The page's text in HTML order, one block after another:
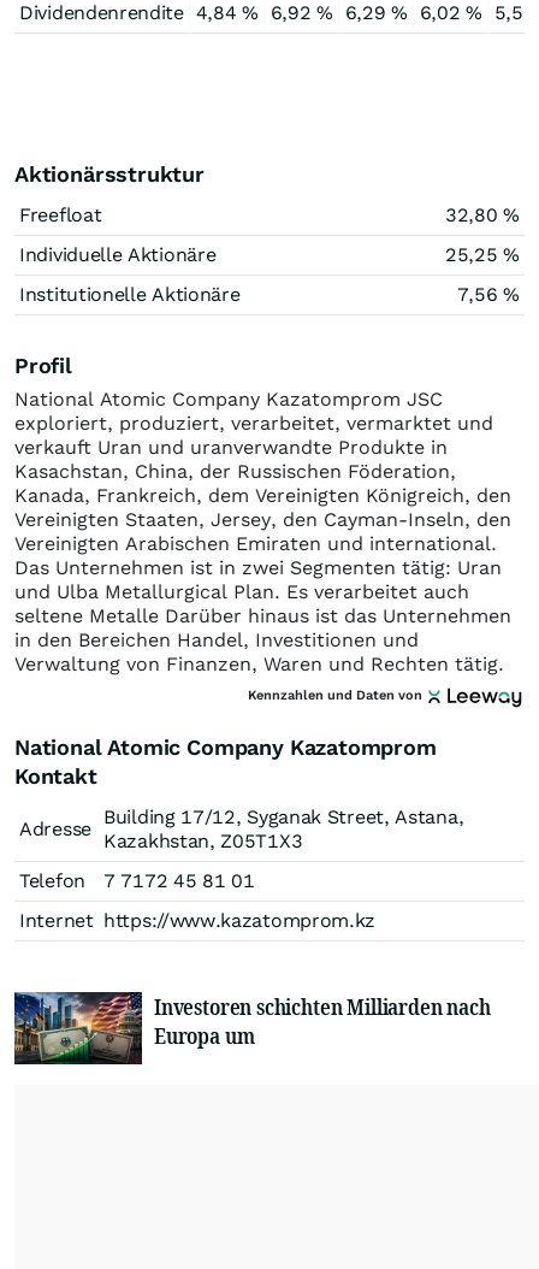
Dividendenrendite 4,84 % 6,92 % 6,29 % 6,02 % 5,58
Aktionärsstruktur
Freefloat
32,80 %
Individuelle Aktionäre
25,25 %
Institutionelle Aktionäre
7,56 %
Profil
National Atomic Company Kazatomprom JSC
exploriert, produziert, verarbeitet, vermarktet und
verkauft Uran und uranverwandte Produkte in
Kasachstan, China, der Russischen Föderation,
Kanada, Frankreich, dem Vereinigten Königreich, den
Vereinigten Staaten, Jersey, den Cayman-Inseln, den
Vereinigten Arabischen Emiraten und international.
Das Unternehmen ist in zwei Segmenten tätig: Uran
und Ulba Metallurgical Plan. Es verarbeitet auch
seltene Metalle Darüber hinaus ist das Unternehmen
in den Bereichen Handel, Investitionen und
Verwaltung von Finanzen, Waren und Rechten tätig.
Kennzahlen und Daten von
National Atomic Company Kazatomprom
Kontakt
Adresse
Building 17/12, Syganak Street, Astana,
Kazakhstan, Z05T1X3
Telefon
7 7172 45 81 01
Internet https://www.kazatomprom.kz
Investoren schichten Milliarden nach
Europa um